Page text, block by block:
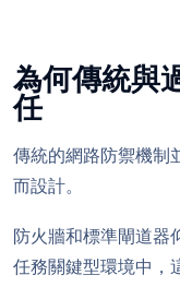
為何傳統與
任
傳統的網路防禦機制
而設計。
防火牆和標準閘道器
任務關鍵型環境中，